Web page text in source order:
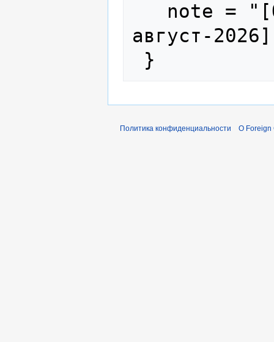
август-
Политика конфиденциальности О Foreign